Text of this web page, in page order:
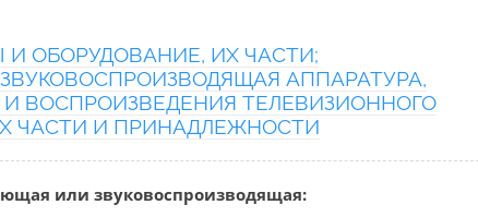
ОБОРУДОВАНИЕ, ИХ ЧАСТИ;
АППАРАТУРА,
ВОСПРОИЗВЕДЕНИЯ ТЕЛЕВИЗИОННОГО
ЧАСТИ И ПРИНАДЛЕЖНОСТИ
или звуковоспроизводящая: